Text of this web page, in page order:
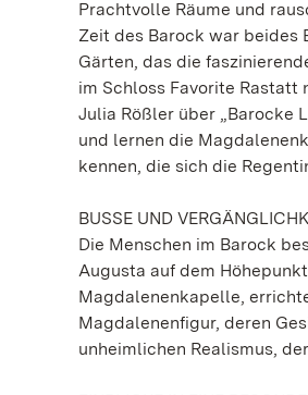
Prachtvolle Räume und
Zeit des Barock war beides
Gärten, das die
im Schloss Favorite Rastatt
Julia Rößler über „Barocke
und lernen die
kennen, die sich die
BUSSE UND
Die Menschen im Barock
Augusta auf dem
Magdalenenkapelle,
Magdalenenfigur, deren
unheimlichen Realismus,